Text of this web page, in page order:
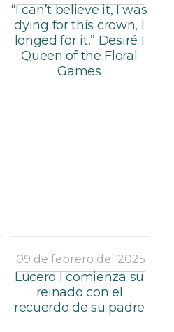
“I can’t believe it, I was
dying for this crown, I
longed for it,” Desiré I
Queen of the Floral
Games
09 de febrero del 2025
Lucero I comienza su
reinado con el
recuerdo de su padre